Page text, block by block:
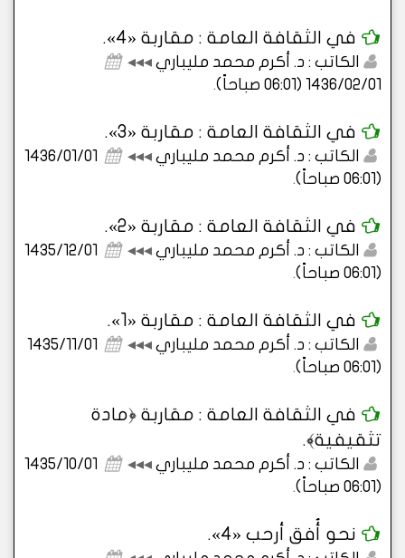
في الثقافة العامة : مقاربة «4».
الكاتب : د. أكرم محمد مليباري ◂◂◂
1436/02/01 (06:01 صباحاً)
.
في الثقافة العامة : مقاربة «3».
الكاتب : د. أكرم محمد مليباري ◂◂◂
1436/01/01
(06:01 صباحاً)
.
في الثقافة العامة : مقاربة «2».
الكاتب : د. أكرم محمد مليباري ◂◂◂
1435/12/01
(06:01 صباحاً)
.
في الثقافة العامة : مقاربة «1».
الكاتب : د. أكرم محمد مليباري ◂◂◂
1435/11/01
(06:01 صباحاً)
.
في الثقافة العامة : مقاربة ﴿مادة
تثقيفية﴾.
الكاتب : د. أكرم محمد مليباري ◂◂◂
1435/10/01
(06:01 صباحاً)
.
نحو أُفق أرحب «4».